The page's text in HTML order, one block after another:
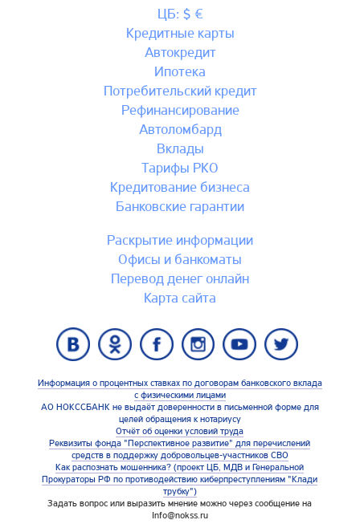
ЦБ: $ €
Кредитные карты
Автокредит
Ипотека
Потребительский кредит
Рефинансирование
Автоломбард
Вклады
Тарифы РКО
Кредитование бизнеса
Банковские гарантии
Раскрытие информации
Офисы и банкоматы
Перевод денег онлайн
Карта сайтa
Информация о процентных ставках по договорам банковского вклада
с физическими лицами
АО НОКССБАНК не выдаёт доверенности в письменной форме для
целей обращения к нотариусу
Отчёт об оценки условий труда
Реквизиты фонда "Перспективное развитие" для перечислений
средств в поддержку добровольцев-участников СВО
Как распознать мошенника? (проект ЦБ, МДВ и Генеральной
Прокураторы РФ по противодействию киберпреступлениям "Клади
трубку")
Задать вопрос или выразить мнение можно через сообщение на
Info@nokss.ru